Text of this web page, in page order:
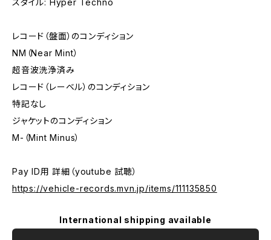
スタイル: Hyper Techno
レコード（盤面）のコンディション
NM（Near Mint）
超音波洗浄済み
レコード（レーベル）のコンディション
特記なし
ジャケットのコンディション
M-（Mint Minus）
Pay ID用 詳細（youtube 試聴）
https://vehicle-records.mvn.jp/items/111135850
International shipping available